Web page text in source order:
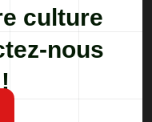
culture
nous